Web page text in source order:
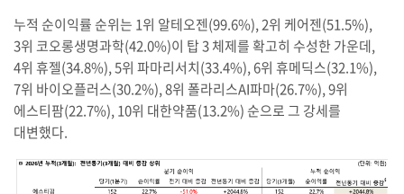
누적 순이익률 순위는 1위 알테오젠(99.6%), 2위 케어젠(51.5%),
3위 코오롱생명과학(42.0%)이 탑 3 체제를 확고히 수성한 가운데,
4위 휴젤(34.8%), 5위 파마리서치(33.4%), 6위 휴메딕스(32.1%),
7위 바이오플러스(30.2%), 8위 폴라리스AI파마(26.7%), 9위
에스티팜(22.7%), 10위 대한약품(13.2%) 순으로 그 강세를
대변했다.